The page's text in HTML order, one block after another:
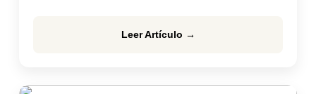
Leer Artículo →